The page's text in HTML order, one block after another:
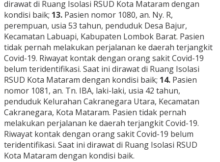
dirawat di Ruang Isolasi RSUD Kota Mataram dengan
kondisi baik; 13. Pasien nomor 1080, an. Ny. R,
perempuan, usia 53 tahun, penduduk Desa Bajur,
Kecamatan Labuapi, Kabupaten Lombok Barat. Pasien
tidak pernah melakukan perjalanan ke daerah terjangkit
Covid-19. Riwayat kontak dengan orang sakit Covid-19
belum teridentifikasi. Saat ini dirawat di Ruang Isolasi
RSUD Kota Mataram dengan kondisi baik; 14. Pasien
nomor 1081, an. Tn. IBA, laki-laki, usia 42 tahun,
penduduk Kelurahan Cakranegara Utara, Kecamatan
Cakranegara, Kota Mataram. Pasien tidak pernah
melakukan perjalanan ke daerah terjangkit Covid-19.
Riwayat kontak dengan orang sakit Covid-19 belum
teridentifikasi. Saat ini dirawat di Ruang Isolasi RSUD
Kota Mataram dengan kondisi baik.